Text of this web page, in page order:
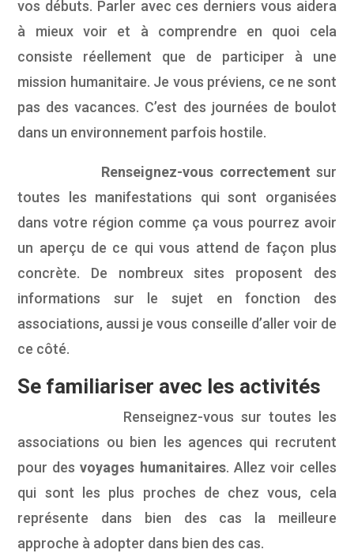
vos débuts. Parler avec ces derniers vous aidera
à mieux voir et à comprendre en quoi cela
consiste réellement que de participer à une
mission humanitaire. Je vous préviens, ce ne sont
pas des vacances. C’est des journées de boulot
dans un environnement parfois hostile.
Renseignez-vous correctement sur
toutes les manifestations qui sont organisées
dans votre région comme ça vous pourrez avoir
un aperçu de ce qui vous attend de façon plus
concrète. De nombreux sites proposent des
informations sur le sujet en fonction des
associations, aussi je vous conseille d’aller voir de
ce côté.
Se familiariser avec les activités
Renseignez-vous sur toutes les
associations ou bien les agences qui recrutent
pour desvoyages humanitaires. Allez voir celles
qui sont les plus proches de chez vous, cela
représente dans bien des cas la meilleure
approche à adopter dans bien des cas.